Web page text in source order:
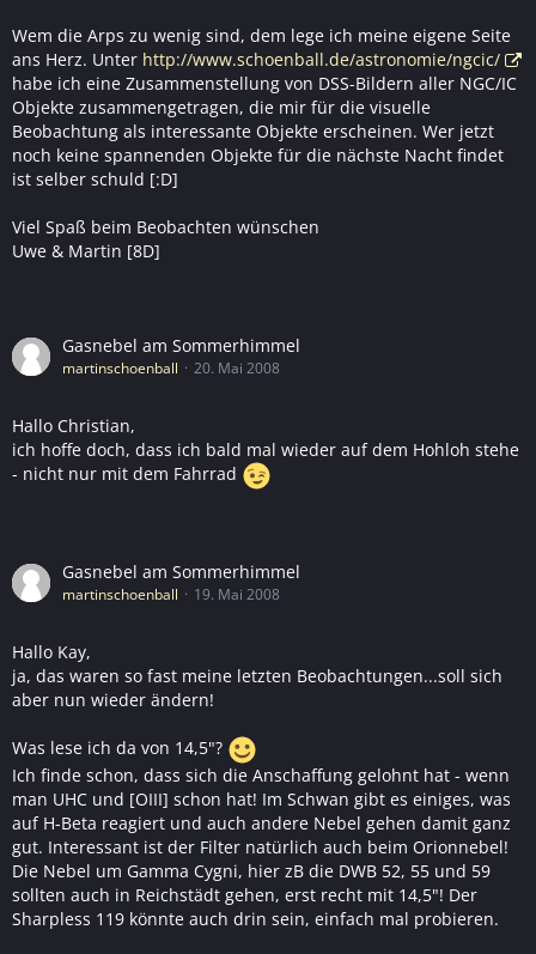
Wem die Arps zu wenig sind, dem lege ich meine eigene Seite
ans Herz. Unter http://www.schoenball.de/astronomie/ngcic/
habe ich eine Zusammenstellung von DSS-Bildern aller NGC/IC
Objekte zusammengetragen, die mir für die visuelle
Beobachtung als interessante Objekte erscheinen. Wer jetzt
noch keine spannenden Objekte für die nächste Nacht findet
ist selber schuld [:D]
Viel Spaß beim Beobachten wünschen
Uwe & Martin [8D]
Gasnebel am Sommerhimmel
martinschoenball 20. Mai 2008
Hallo Christian,
ich hoffe doch, dass ich bald mal wieder auf dem Hohloh stehe
- nicht nur mit dem Fahrrad
Gasnebel am Sommerhimmel
martinschoenball 19. Mai 2008
Hallo Kay,
ja, das waren so fast meine letzten Beobachtungen...soll sich
aber nun wieder ändern!
Was lese ich da von 14,5"?
Ich finde schon, dass sich die Anschaffung gelohnt hat - wenn
man UHC und [OIII] schon hat! Im Schwan gibt es einiges, was
auf H-Beta reagiert und auch andere Nebel gehen damit ganz
gut. Interessant ist der Filter natürlich auch beim Orionnebel!
Die Nebel um Gamma Cygni, hier zB die DWB 52, 55 und 59
sollten auch in Reichstädt gehen, erst recht mit 14,5"! Der
Sharpless 119 könnte auch drin sein, einfach mal probieren.